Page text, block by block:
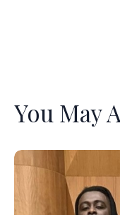
You May